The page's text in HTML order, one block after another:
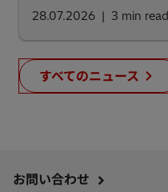
28.07.2026 3 min read
すべてのニュース
お問い合わせ